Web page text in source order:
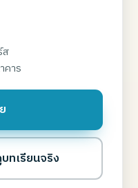
ส
คาร
ทเรียนจริง